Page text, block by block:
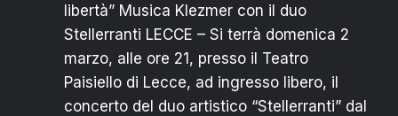
libertà” Musica Klezmer con il duo
Stellerranti LECCE – Si terrà domenica 2
marzo, alle ore 21, presso il Teatro
Paisiello di Lecce, ad ingresso libero, il
concerto del duo artistico “Stellerranti” dal